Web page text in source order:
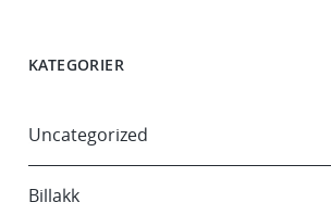
KATEGORIER
Uncategorized
Billakk